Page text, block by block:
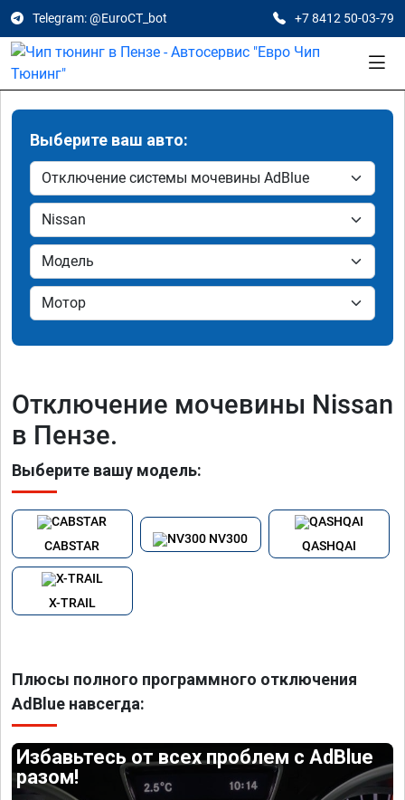
Telegram: @EuroCT_bot +7 8412 50-03-79
Выберите ваш авто:
Отключение мочевины Nissan
в Пензе.
Выберите вашу модель:
CABSTAR
NV300
QASHQAI
X-TRAIL
Плюсы полного программного отключения
AdBlue навсегда:
Избавьтесь от всех проблем с AdBlue
разом!